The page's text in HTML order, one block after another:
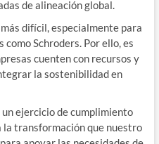
de alineación global.
difícil, especialmente para
Schroders. Por ello, es
cuenten con recursos y
la sostenibilidad en
ejercicio de cumplimiento
la transformación que nuestro